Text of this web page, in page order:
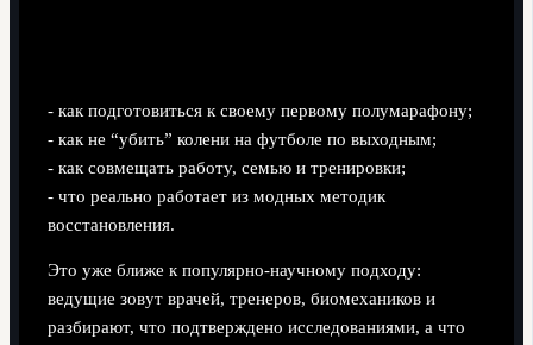
- как подготовиться к своему первому полумарафону;
- как не “убить” колени на футболе по выходным;
- как совмещать работу, семью и тренировки;
- что реально работает из модных методик
восстановления.
Это уже ближе к популярно‑научному подходу:
ведущие зовут врачей, тренеров, биомехаников и
разбирают, что подтверждено исследованиями, а что